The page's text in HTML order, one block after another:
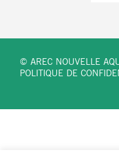
© AREC NOUVELLE
POLITIQUE DE